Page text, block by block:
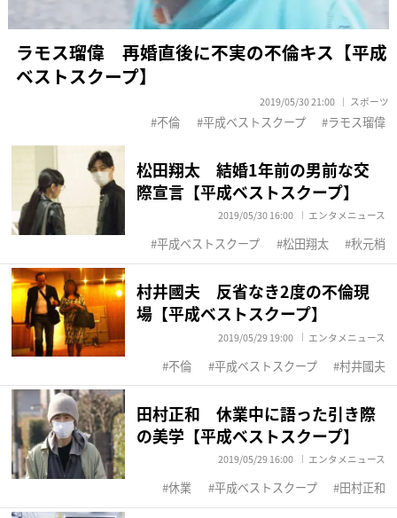
ラモス瑠偉 再婚直後に不実の不倫キス【平成
ベストスクープ】
2019/05/30 21:00 スポーツ
不倫 平成ベストスクープ ラモス瑠偉
松田翔太 結婚1年前の男前な交
際宣言【平成ベストスクープ】
2019/05/30 16:00 エンタメニュース
平成ベストスクープ 松田翔太 秋元梢
村井國夫 反省なき2度の不倫現
場【平成ベストスクープ】
2019/05/29 19:00 エンタメニュース
不倫 平成ベストスクープ 村井國夫
田村正和 休業中に語った引き際
の美学【平成ベストスクープ】
2019/05/29 16:00 エンタメニュース
休業 平成ベストスクープ 田村正和